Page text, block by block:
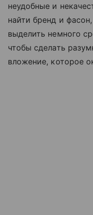
неудобные и
найти бренд и
выделить немного
чтобы сделать
вложение, которое